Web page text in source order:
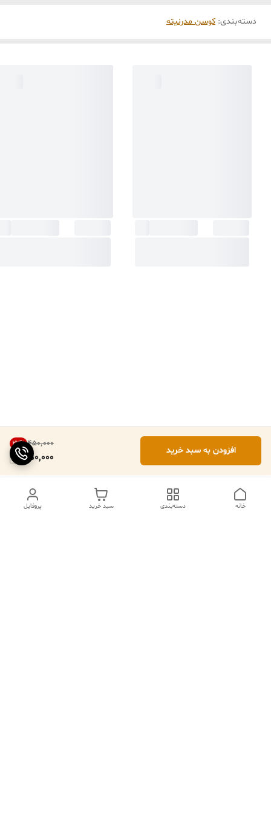
۴۵۰٬۰۰۰ 22%
350,000
افزودن به سبد خرید
دسته‌بندی: کوسن مدرنیته
پروفایل سبد خرید دسته‌بندی خانه